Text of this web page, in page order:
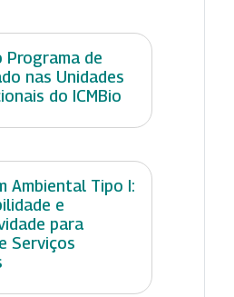
Programa de
nas Unidades
do ICMBio
Ambiental Tipo I:
e
para
Serviços